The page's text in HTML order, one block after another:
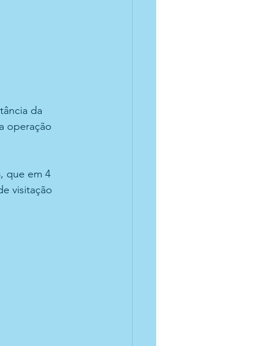
da
operação
, que em 4
visitação